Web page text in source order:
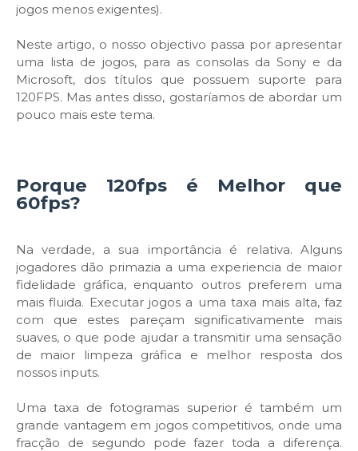
jogos menos exigentes).
Neste artigo, o nosso objectivo passa por apresentar
uma lista de jogos, para as consolas da Sony e da
Microsoft, dos títulos que possuem suporte para
120FPS. Mas antes disso, gostaríamos de abordar um
pouco mais este tema.
Porque 120fps é Melhor que
60fps?
Na verdade, a sua importância é relativa. Alguns
jogadores dão primazia a uma experiencia de maior
fidelidade gráfica, enquanto outros preferem uma
mais fluida. Executar jogos a uma taxa mais alta, faz
com que estes pareçam significativamente mais
suaves, o que pode ajudar a transmitir uma sensação
de maior limpeza gráfica e melhor resposta dos
nossos inputs.
Uma taxa de fotogramas superior é também um
grande vantagem em jogos competitivos, onde uma
fracção de segundo pode fazer toda a diferença.